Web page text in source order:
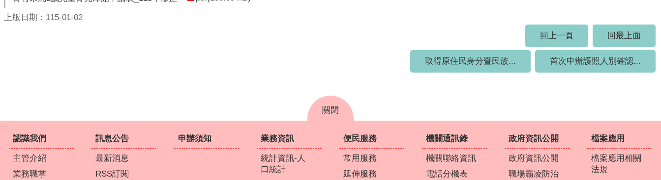
上版日期：115-01-02
回上一頁
回最上面
取得原住民身分暨民族... 首次申辦護照人別確認...
關閉
:::
認識我們
主管介紹
業務職掌
訊息公告
最新消息
RSS訂閱
申辦須知 業務資訊
統計資訊-人
口統計
便民服務
常用服務
延伸服務
機關通訊錄
機關聯絡資訊
電話分機表
政府資訊公開
政府資訊公開
職場霸凌防治
檔案應用
檔案應用相關
法規